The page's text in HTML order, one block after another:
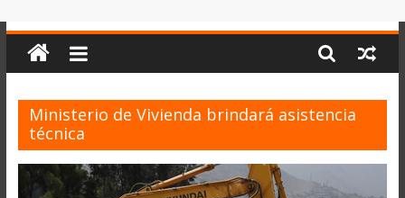
Ministerio de Vivienda brindará asistencia
técnica